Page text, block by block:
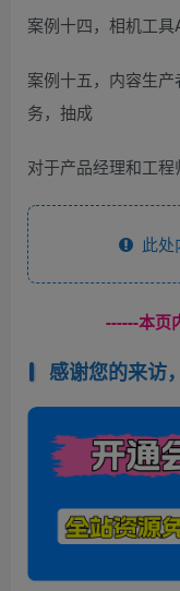
案例十四，相机工
案例十五，内容生
务，抽成
对于产品经理和工
此处
------本页
感谢您的来访